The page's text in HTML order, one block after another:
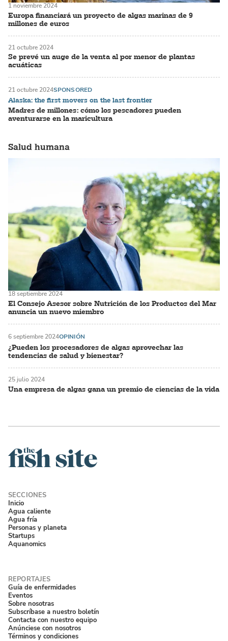
Europa financiará un proyecto de algas marinas de 9
millones de euros
1 noviembre 2024
Se prevé un auge de la venta al por menor de plantas
acuáticas
21 octubre 2024
Alaska: the first movers on the last frontier
Madres de millones: cómo los pescadores pueden
aventurarse en la maricultura
21 octubre 2024SPONSORED
Salud humana
El Consejo Asesor sobre Nutrición de los Productos del Mar
anuncia un nuevo miembro
18 septiembre 2024
¿Pueden los procesadores de algas aprovechar las
tendencias de salud y bienestar?
6 septiembre 2024OPINIÓN
Una empresa de algas gana un premio de ciencias de la vida
25 julio 2024
Inicio
Agua caliente
Agua fría
Personas y planeta
Startups
Aquanomics
Guía de enfermidades
Eventos
Sobre nosotras
Subscríbase a nuestro boletín
Contacta con nuestro equipo
Anúnciese con nosotros
Términos y condiciones